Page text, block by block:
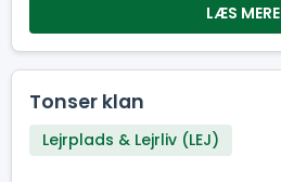
LÆS MERE
Tonser klan
Lejrplads & Lejrliv (LEJ)